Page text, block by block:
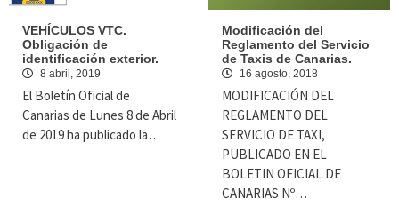
VEHÍCULOS VTC.
Obligación de
identificación exterior.
8 abril, 2019
El Boletín Oficial de
Canarias de Lunes 8 de Abril
de 2019 ha publicado la…
Modificación del
Reglamento del Servicio
de Taxis de Canarias.
16 agosto, 2018
MODIFICACIÓN DEL
REGLAMENTO DEL
SERVICIO DE TAXI,
PUBLICADO EN EL
BOLETIN OFICIAL DE
CANARIAS Nº…